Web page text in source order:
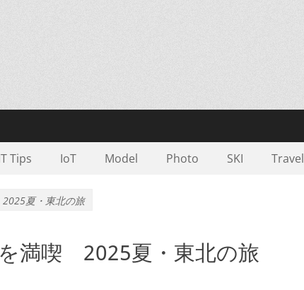
Tips IoT Model Photo SKI Travel
夏・東北の旅
満喫 2025夏・東北の旅